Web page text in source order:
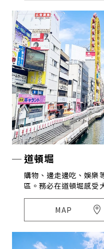
道頓堀
購物、邊走邊吃、娛樂
區。務必在道頓堀感受
MAP